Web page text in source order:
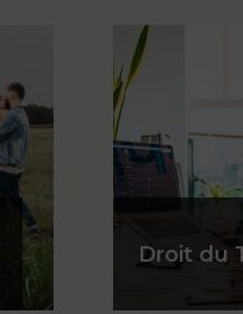
Droit du